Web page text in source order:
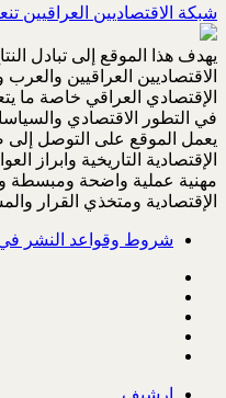
شبكة الاقتصاديين العراقيين
يهدف هذا الموقع إلى تبادل
الاقتصاديين العراقيين
الإقتصادي العراقي خاصة ما
في التطور الاقتصادي
يعمل الموقع على التوصل إلى
الإقتصادية التاريخية وابراز
مهنية عملية واضحة ومبسطة
الإقتصادية ومتخذي القرار
شروط وقواعد النشر